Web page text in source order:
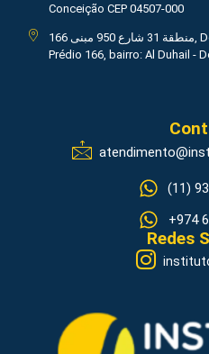
Conceição CEP 04507-000
منطقة 31 شارع 950 مبنى 166, Doha, Catar Área 31, Rua 950,
Prédio 166, bairro: Al Duhail -
(11)
+974
Redes